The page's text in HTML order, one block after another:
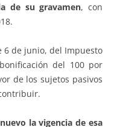
de su gravamen, con
6 de junio, del Impuesto
del 100 por
de los sujetos pasivos
la vigencia de esa